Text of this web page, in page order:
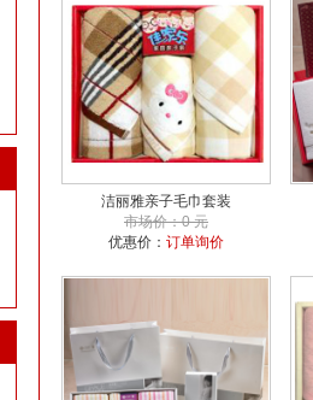
洁丽雅亲子毛巾套装
市场价：0 元
优惠价： 订单询价